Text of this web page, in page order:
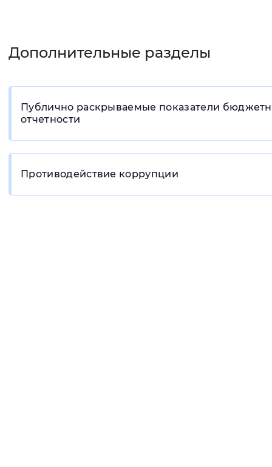
Дополнительные разделы
Публично раскрываемые показатели
отчетности
Противодействие коррупции